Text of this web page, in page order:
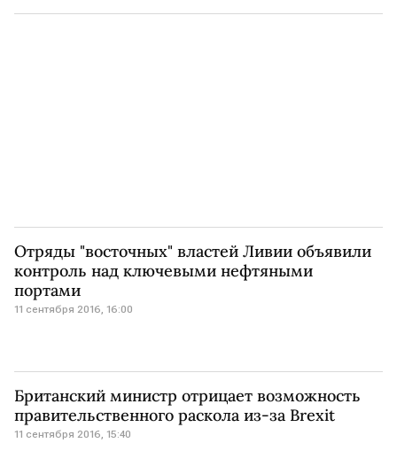
Отряды "восточных" властей Ливии объявили
контроль над ключевыми нефтяными
портами
11 сентября 2016, 16:00
Британский министр отрицает возможность
правительственного раскола из-за Brexit
11 сентября 2016, 15:40